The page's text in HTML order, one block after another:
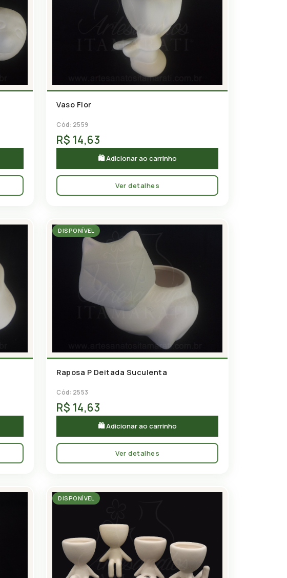
Vaso Flor
Cód: 2559
R$ 14,63
🛍 Adicionar ao carrinho
Ver detalhes
DISPONÍVEL
Raposa P Deitada Suculenta
Cód: 2553
R$ 14,63
🛍 Adicionar ao carrinho
Ver detalhes
DISPONÍVEL